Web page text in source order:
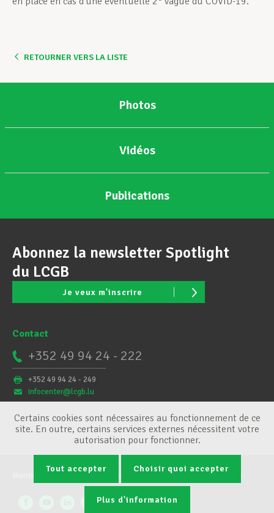
RETOURNER VERS LA LISTE
Photos
Vidéos
Publications
Abonnez la newsletter Spotlight
du LCGB
Je veux m'inscrire
Contact
+352 49 94 24 - 222
+352 49 94 24 - 249
infocenter@lcgb.lu
Conditions générales Gestion des cookies
Certains cookies sont nécessaires au fonctionnement de ce
site. En outre, certains services externes nécessitent votre
autorisation pour fonctionner.
Tout accepter Choisir quoi accepter
Plus d'information